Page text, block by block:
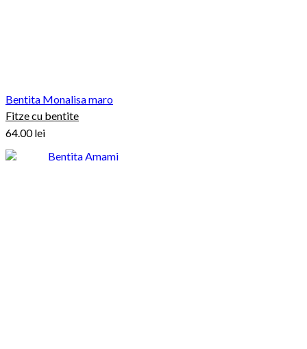
Bentita Monalisa maro
Fitze cu bentite
64.00lei